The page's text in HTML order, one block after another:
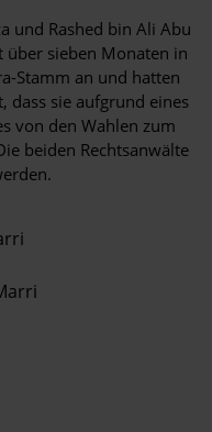
und Rashed bin Ali Abu
über sieben Monaten in
Stamm an und hatten
dass sie aufgrund eines
von den Wahlen zum
beiden Rechtsanwälte